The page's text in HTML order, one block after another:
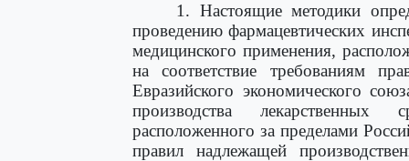
1. Настоящие методики
проведению фармацевтических
медицинского применения,
на соответствие требованиям
Евразийского экономического
производства
расположенного за пределами
правил надлежащей